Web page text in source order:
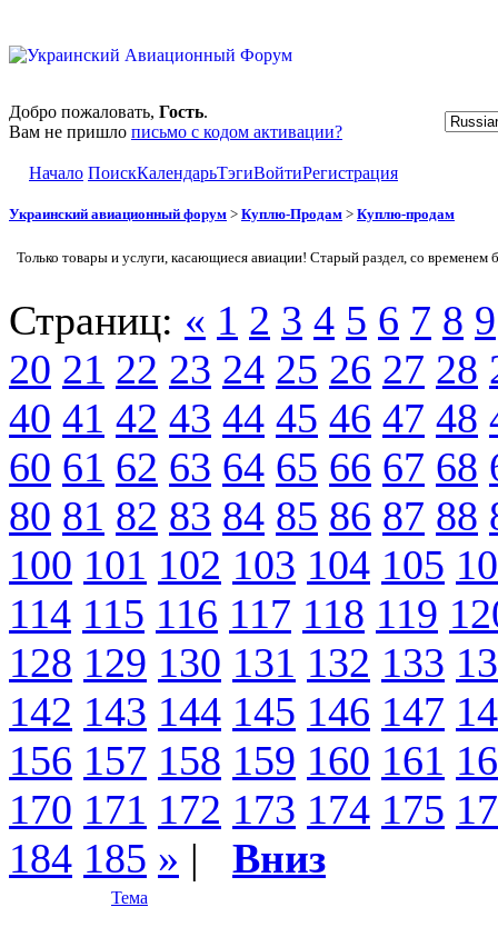
Добро пожаловать, Гость.
Вам не пришло письмо с кодом активации?
Начало ПоискКалендарьТэгиВойтиРегистрация
Украинский авиационный форум > Куплю-Продам > Куплю-продам
Только товары и услуги, касающиеся авиации! Старый раздел, со временем
Страниц: « 1 2 3 4 5 6 7 8 9
20 21 22 23 24 25 26 27 28
40 41 42 43 44 45 46 47 48
60 61 62 63 64 65 66 67 68
80 81 82 83 84 85 86 87 88
100 101 102 103 104 105
114 115 116 117 118 119
128 129 130 131 132 133
142 143 144 145 146 147
156 157 158 159 160 161
170 171 172 173 174 175
184 185 » | Вниз
Тема